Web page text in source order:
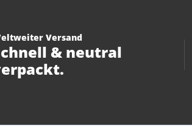
Versand
& neutral